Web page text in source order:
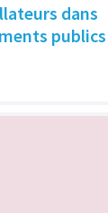
dans